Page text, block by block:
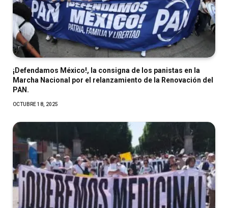
¡Defendamos México!, la consigna de los panistas en la
Marcha Nacional por el relanzamiento de la Renovación del
PAN.
OCTUBRE 18, 2025